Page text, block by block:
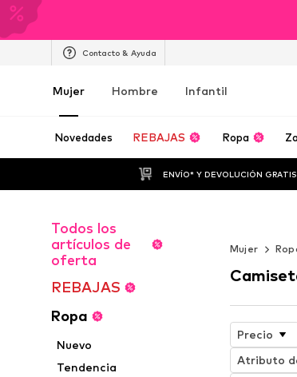
Contacto & Ayuda
Mujer Hombre Infantil
Novedades REBAJAS Ropa
ENVÍO* Y DEVOLUCIÓN GRATIS
Todos los
artículos de
oferta
REBAJAS
Ropa
Nuevo
Tendencia
Mujer
Precio
Atributo